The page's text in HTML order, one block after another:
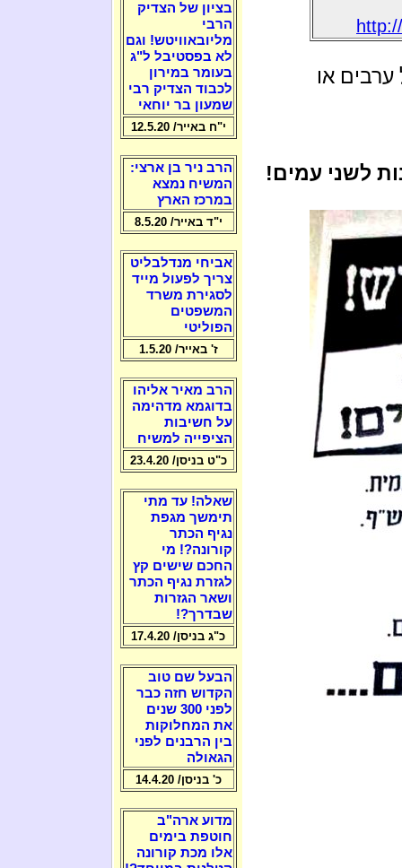
ערבים או
לשני עמים!
בציון של הצדיק
הרבי
מליובאוויטש! וגם
לא בפסטיבל ל"ג
בעומר במירון
לכבוד הצדיק רבי
שמעון בר יוחאי
י"ח באייר/ 12.5.20
הרב ניר בן ארצי:
המשיח נמצא
במרכז הארץ
י"ד באייר/ 8.5.20
אביחי מנדלבליט
צריך לפעול מייד
לסגירת משרד
המשפטים
הפוליטי
ז' באייר/ 1.5.20
הרב מאיר אליהו
בדוגמא מדהימה
על חשיבות
הציפייה למשיח
כ"ט בניסן/ 23.4.20
שאלה! עד מתי
תימשך מגפת
נגיף הכתר
קורונה?! מי
החכם שישים קץ
לגזרת נגיף הכתר
ושאר הגזרות
שבדרך?!
כ"ג בניסן/ 17.4.20
הבעל שם טוב
הקדוש חזה כבר
לפני 300 שנים
את המחלוקות
בין הרבנים לפני
הגאולה
כ' בניסן/ 14.4.20
מדוע ארה"ב
חוטפת בימים
אלו מכת קורונה